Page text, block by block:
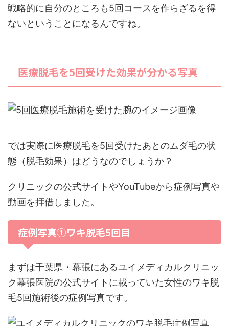
戦略的に自分のところも5回コースを作らざるを得
ないということになるんですね。
医療脱毛を5回受けた効果が分かる写真
では実際に医療脱毛を5回受けたあとのムダ毛の状
態（脱毛効果）はどうなのでしょうか？
クリニックの公式サイトやYouTubeから症例写真や
動画を拝借しました。
症例写真①ワキ脱毛5回目
まずは千葉県・幕張にあるユイメディカルクリニッ
ク幕張医院の公式サイトに載っていた女性のワキ脱
毛5回施術後の症例写真です。